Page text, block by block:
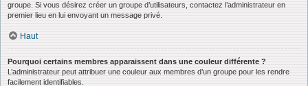
groupe. Si vous désirez créer un groupe d’utilisateurs, contactez l’administrateur en
premier lieu en lui envoyant un message privé.
Haut
Pourquoi certains membres apparaissent dans une couleur différente ?
L’administrateur peut attribuer une couleur aux membres d’un groupe pour les rendre
facilement identifiables.